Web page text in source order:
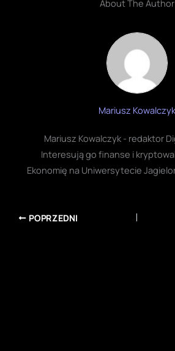
About The Author
Mariusz Kowalczyk
Mariusz Kowalczyk - redaktor
Interesują go finanse i
Ekonomię na Uniwersytecie
POPRZEDNI